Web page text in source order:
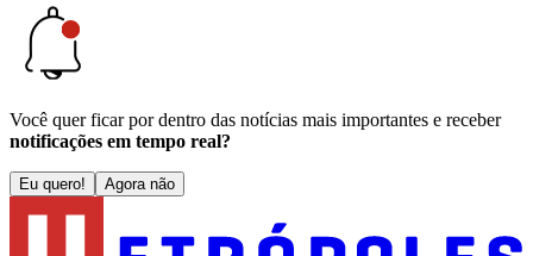
Você quer ficar por dentro das notícias mais importantes e receber
notificações em tempo real?
Eu quero! Agora não